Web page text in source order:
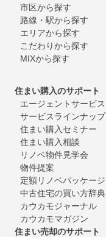
市区から探す
路線・駅から探す
エリアから探す
こだわりから探す
MIXから探す
住まい購入のサポート
エージェントサービス
サービスラインナップ
住まい購入セミナー
住まい購入相談
リノベ物件見学会
物件提案
定額リノベパッケージ
中古住宅の買い方辞典
カウカモジャーナル
カウカモマガジン
住まい売却のサポート